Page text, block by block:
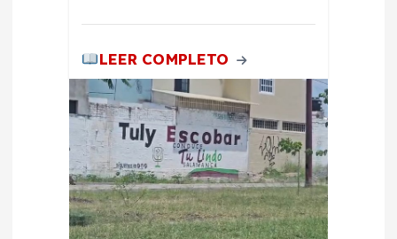
LEER COMPLETO